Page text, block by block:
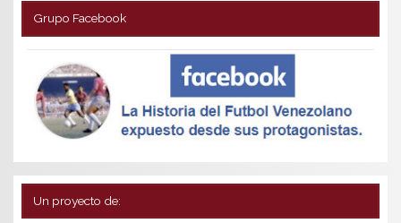
Grupo Facebook
Un proyecto de: